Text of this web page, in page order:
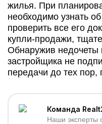
жилья. При
необходимо узнать
проверить все его
купли-продажи,
Обнаружив недочеты
застройщика не
передачи до тех пор,
Команда
Наши эксперты